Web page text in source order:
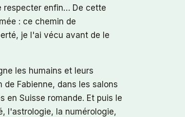
respecter enfin… De cette
: ce chemin de
je l'ai vécu avant de le
les humains et leurs
Fabienne, dans les salons
en Suisse romande. Et puis le
l'astrologie, la numérologie,